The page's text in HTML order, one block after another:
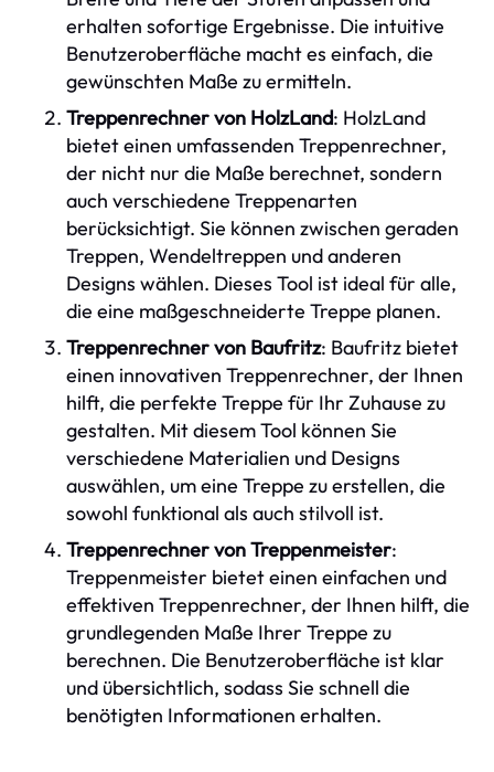
erhalten sofortige Ergebnisse. Die intuitive
Benutzeroberfläche macht es einfach, die
gewünschten Maße zu ermitteln.
Treppenrechner von HolzLand: HolzLand
bietet einen umfassenden Treppenrechner,
der nicht nur die Maße berechnet, sondern
auch verschiedene Treppenarten
berücksichtigt. Sie können zwischen geraden
Treppen, Wendeltreppen und anderen
Designs wählen. Dieses Tool ist ideal für alle,
die eine maßgeschneiderte Treppe planen.
Treppenrechner von Baufritz: Baufritz bietet
einen innovativen Treppenrechner, der Ihnen
hilft, die perfekte Treppe für Ihr Zuhause zu
gestalten. Mit diesem Tool können Sie
verschiedene Materialien und Designs
auswählen, um eine Treppe zu erstellen, die
sowohl funktional als auch stilvoll ist.
Treppenrechner von Treppenmeister:
Treppenmeister bietet einen einfachen und
effektiven Treppenrechner, der Ihnen hilft, die
grundlegenden Maße Ihrer Treppe zu
berechnen. Die Benutzeroberfläche ist klar
und übersichtlich, sodass Sie schnell die
benötigten Informationen erhalten.